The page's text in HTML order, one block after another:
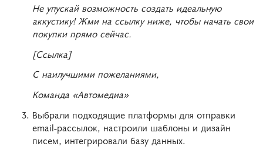
Не упускай возможность создать идеальную
аккустику! Жми на ссылку ниже, чтобы начать свои
покупки прямо сейчас.
[Ссылка]
С наилучшими пожеланиями,
Команда «Автомедиа»
Выбрали подходящие платформы для отправки
email-рассылок, настроили шаблоны и дизайн
писем, интегрировали базу данных.